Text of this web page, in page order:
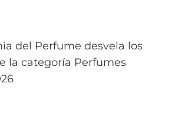
del Perfume desvela los
la categoría Perfumes